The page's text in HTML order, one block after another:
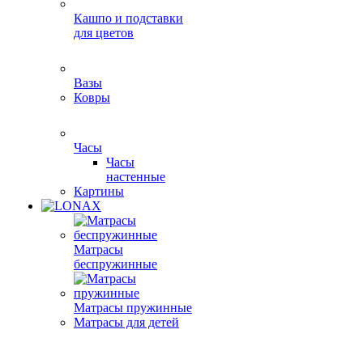
Кашпо и подставки
для цветов
Вазы
Ковры
Часы
Часы
настенные
Картины
Матрасы
беспружинные
Матрасы пружинные
Матрасы для детей